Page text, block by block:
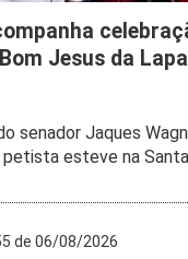
Jesus da
senador Jaques
petista esteve na
de 06/08/2026